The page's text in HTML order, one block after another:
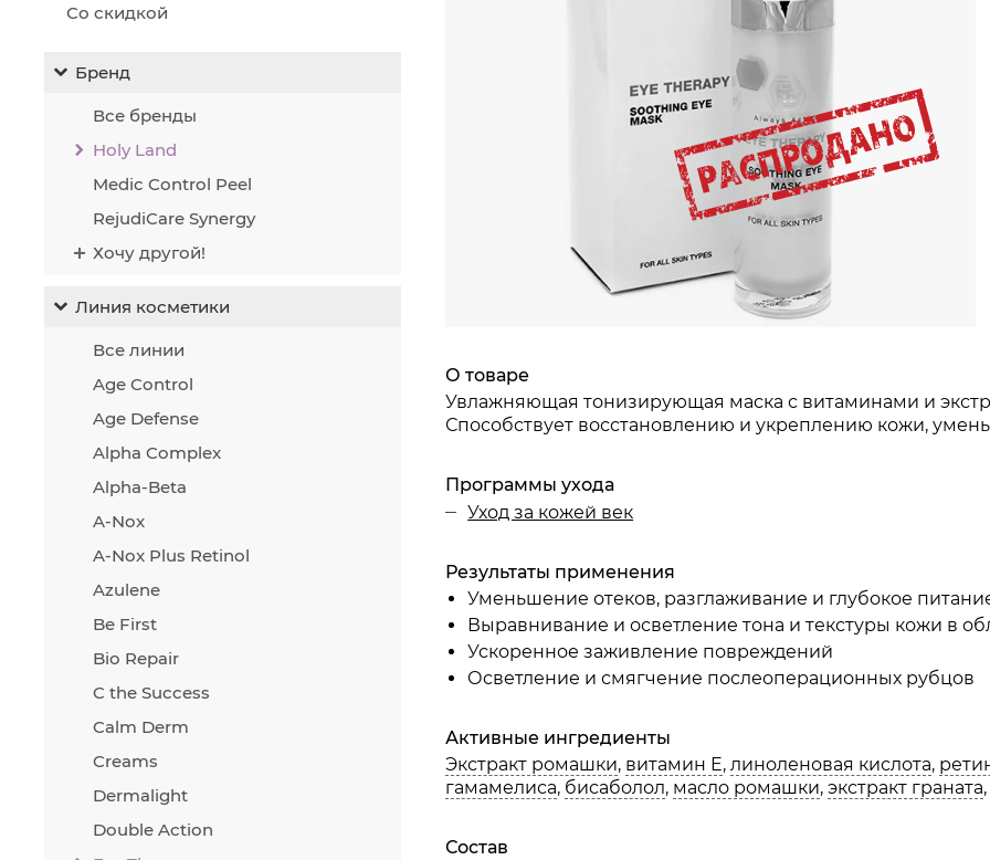
Со скидкой
Бренд
Все бренды
Holy Land
Medic Control Peel
RejudiCare Synergy
Хочу другой!
Линия косметики
Все линии
Age Control
Age Defense
Alpha Complex
Alpha-Beta
A-Nox
A-Nox Plus Retinol
Azulene
Be First
Bio Repair
C the Success
Calm Derm
Creams
Dermalight
Double Action
Экстракт тамариска
Экстракт арники
Экстракт женьшеня
Аминокислоты (серин, глицин)
О товаре
Увлажняющая тонизирующая маска с витаминами и
Способствует восстановлению и укреплению кожи,
Программы ухода
Уход за кожей век
Результаты применения
Уменьшение отеков, разглаживание и глубокое
Выравнивание и осветление тона и текстуры кожи в
Ускоренное заживление повреждений
Осветление и смягчение послеоперационных рубцов
Активные ингредиенты
Экстракт ромашки, витамин E,линоленовая кислота,
гамамелиса, бисаболол, масло ромашки,экстракт граната
Состав